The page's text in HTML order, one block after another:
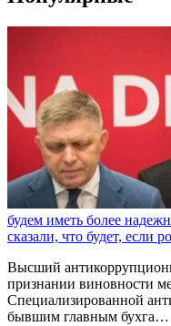
будем иметь более
сказали, что будет, если
Высший
признании виновности
Специализированной
бывшим главным бухга…